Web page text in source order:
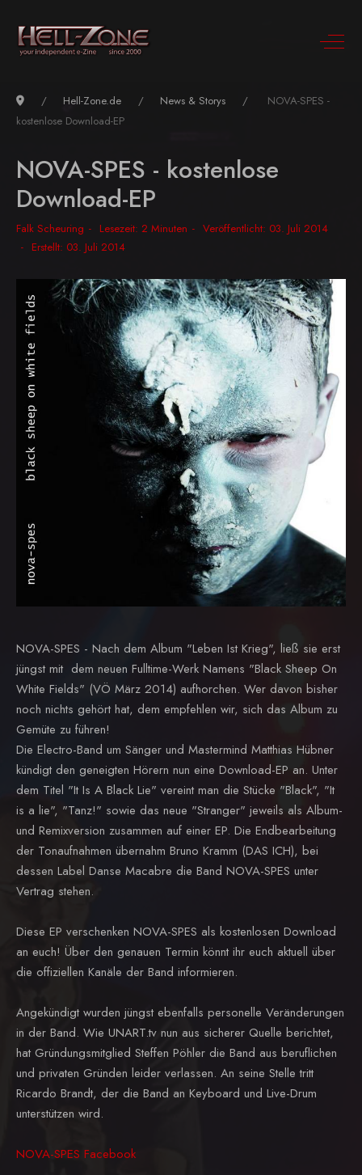
Hell-Zone.de News & Storys
NOVA-SPES -
kostenlose Download-EP
NOVA-SPES - kostenlose
Download-EP
Falk Scheuring Lesezeit: 2 Minuten
Veröffentlicht: 03. Juli 2014
Erstellt: 03. Juli 2014
NOVA-SPES - Nach dem Album "Leben Ist Krieg", ließ sie erst
jüngst mit dem neuen Fulltime-Werk Namens "Black Sheep On
White Fields" (VÖ März 2014) aufhorchen. Wer davon bisher
noch nichts gehört hat, dem empfehlen wir, sich das Album zu
Gemüte zu führen!
Die Electro-Band um Sänger und Mastermind Matthias Hübner
kündigt den geneigten Hörern nun eine Download-EP an. Unter
dem Titel "It Is A Black Lie" vereint man die Stücke "Black", "It
is a lie", "Tanz!" sowie das neue "Stranger" jeweils als Album-
und Remixversion zusammen auf einer EP. Die Endbearbeitung
der Tonaufnahmen übernahm Bruno Kramm (DAS ICH), bei
dessen Label Danse Macabre die Band NOVA-SPES unter
Vertrag stehen.
Diese EP verschenken NOVA-SPES als kostenlosen Download
an euch! Über den genauen Termin könnt ihr euch aktuell über
die offiziellen Kanäle der Band informieren.
Angekündigt wurden jüngst ebenfalls personelle Veränderungen
in der Band. Wie UNART.tv nun aus sicherer Quelle berichtet,
hat Gründungsmitglied Steffen Pöhler die Band aus beruflichen
und privaten Gründen leider verlassen. An seine Stelle tritt
Ricardo Brandt, der die Band an Keyboard und Live-Drum
unterstützen wird.
NOVA-SPES Facebook